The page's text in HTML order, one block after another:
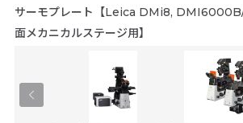
サーモプレート【Leica DMi8,
面メカニカルステージ用】